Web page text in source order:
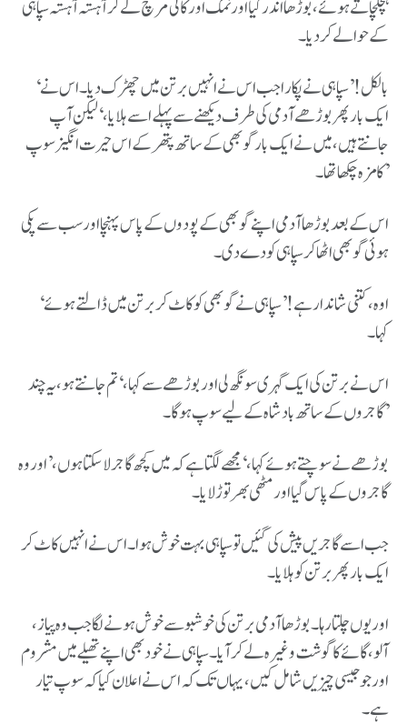
ہچکچاتے ہوئے، بوڑھا اندر گیا اور نمک اور کالی مرچ لے کر آہستہ آہستہ سپاہی
کے حوالے کر دیا۔
‘بالکل!’ سپاہی نے پکارا جب اس نے انہیں برتن میں چھڑک دیا۔ اس نے
ایک بار پھر بوڑھے آدمی کی طرف دیکھنے سے پہلے اسے ہلایا، ‘لیکن آپ
جانتے ہیں، میں نے ایک بار گوبھی کے ساتھ پتھر کے اس حیرت انگیز سوپ
کا مزہ چکھا تھا۔’
اس کے بعد بوڑھا آدمی اپنے گوبھی کے پودوں کے پاس پہنچا اور سب سے پکی
ہوئی گوبھی اٹھا کر سپاہی کو دے دی۔
‘اوہ، کتنی شاندار ہے!’ سپاہی نے گوبھی کو کاٹ کر برتن میں ڈالتے ہوئے
کہا۔
اس نے برتن کی ایک گہری سونگھ لی اور بوڑھے سے کہا، ‘تم جانتے ہو، یہ چند
گاجروں کے ساتھ بادشاہ کے لیے سوپ ہو گا۔’
بوڑھے نے سوچتے ہوئے کہا، ‘مجھے لگتا ہے کہ میں کچھ گاجر لا سکتا ہوں ،’ اور وہ
گاجروں کے پاس گیا اور مٹھی بھر توڑ لایا ۔
جب اسے گاجریں پیش کی گئیں تو سپاہی بہت خوش ہوا۔ اس نے انہیں کاٹ کر
ایک بار پھر برتن کو ہلایا۔
اور یوں چلتا رہا۔ بوڑھا آدمی برتن کی خوشبو سے خوش ہونے لگا جب وہ پیاز،
آلو، گائے کا گوشت وغیرہ لے کر آیا۔ سپاہی نے خود بھی اپنے تھیلے میں مشروم
اور جو جیسی چیزیں شامل کیں، یہاں تک کہ اس نے اعلان کیا کہ سوپ تیار
ہے۔